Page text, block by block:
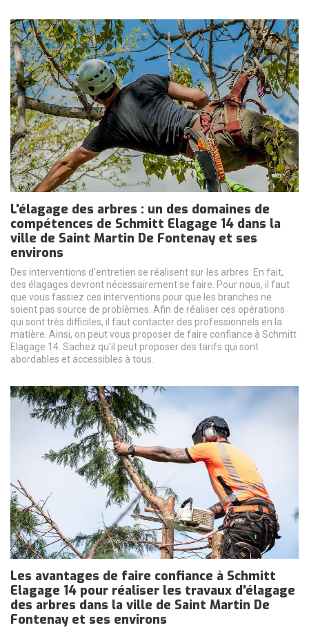
L'élagage des arbres : un des domaines de
compétences de Schmitt Elagage 14 dans la
ville de Saint Martin De Fontenay et ses
environs
Des interventions d'entretien se réalisent sur les arbres. En fait,
des élagages devront nécessairement se faire. Pour nous, il faut
que vous fassiez ces interventions pour que les branches ne
soient pas source de problèmes. Afin de réaliser ces opérations
qui sont très difficiles, il faut contacter des professionnels en la
matière. Ainsi, on peut vous proposer de faire confiance à Schmitt
Elagage 14. Sachez qu'il peut proposer des tarifs qui sont
abordables et accessibles à tous.
Les avantages de faire confiance à Schmitt
Elagage 14 pour réaliser les travaux d'élagage
des arbres dans la ville de Saint Martin De
Fontenay et ses environs